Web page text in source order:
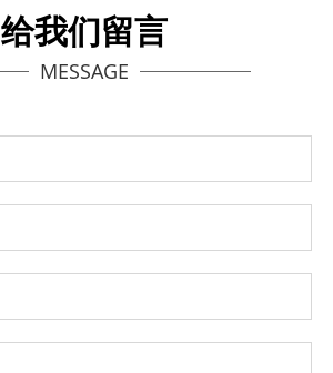
给我们留言
MESSAGE